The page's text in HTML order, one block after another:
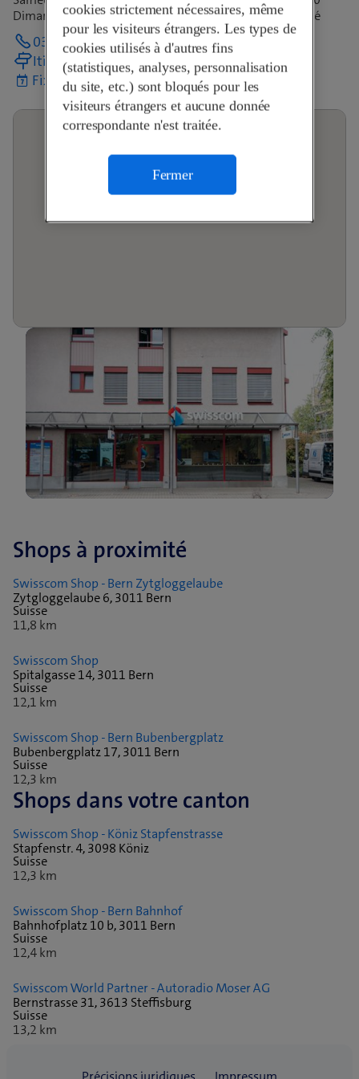
Dimanche
Fermé
031 722 15 26
Itinéraire
Fixer un rendez-vous
Shops à proximité
Swisscom Shop - Bern Zytgloggelaube
Zytgloggelaube 6, 3011 Bern
Suisse
11,8 km
Swisscom Shop
Spitalgasse 14, 3011 Bern
Suisse
12,1 km
Swisscom Shop - Bern Bubenbergplatz
Bubenbergplatz 17, 3011 Bern
Suisse
12,3 km
Shops dans votre canton
Swisscom Shop - Köniz Stapfenstrasse
Stapfenstr. 4, 3098 Köniz
Suisse
12,3 km
Swisscom Shop - Bern Bahnhof
Bahnhofplatz 10 b, 3011 Bern
Suisse
12,4 km
Swisscom World Partner - Autoradio Moser AG
Bernstrasse 31, 3613 Steffisburg
Suisse
13,2 km
cookies strictement nécessaires, même
pour les visiteurs étrangers. Les types de
cookies utilisés à d'autres fins
(statistiques, analyses, personnalisation
du site, etc.) sont bloqués pour les
visiteurs étrangers et aucune donnée
correspondante n'est traitée.
Fermer